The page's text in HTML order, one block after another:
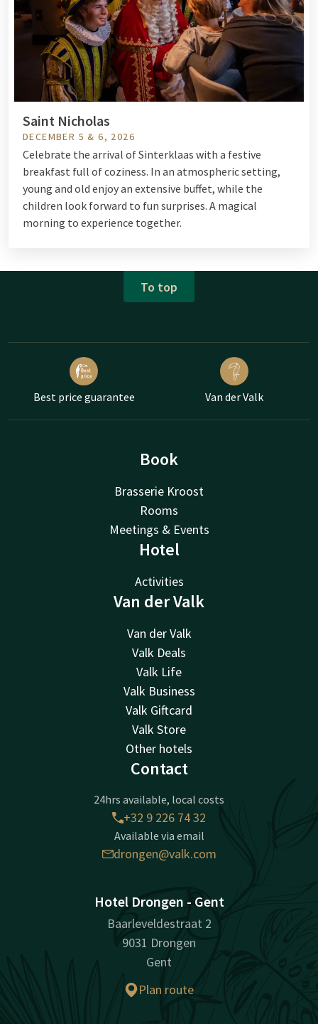
Saint Nicholas
DECEMBER 5 & 6, 2026
Celebrate the arrival of Sinterklaas with a festive
breakfast full of coziness. In an atmospheric setting,
young and old enjoy an extensive buffet, while the
children look forward to fun surprises. A magical
morning to experience together.
To top
Best price guarantee Van der Valk
Book
Brasserie Kroost
Rooms
Meetings & Events
Hotel
Activities
Van der Valk
Van der Valk
Valk Deals
Valk Life
Valk Business
Valk Giftcard
Valk Store
Other hotels
Contact
24hrs available, local costs
+32 9 226 74 32
Available via email
drongen@valk.com
Hotel Drongen - Gent
Baarleveldestraat 2
9031 Drongen
Gent
Plan route